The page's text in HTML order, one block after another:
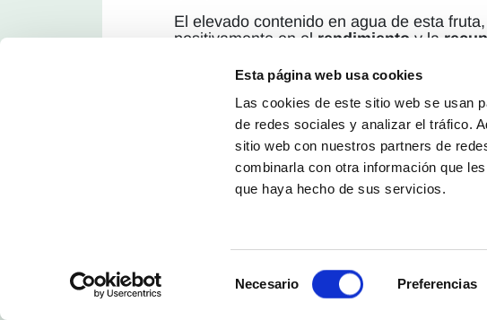
Esta página web usa cookies
Las cookies de este sitio web se usan
de redes sociales y analizar el tráfico.
sitio web con nuestros partners de
combinarla con otra información que
que haya hecho de sus servicios.
Necesario Preferencias
El elevado contenido en agua de esta
positivamente en el rendimiento y la
, un micronutriente que desempeña un
ayudando adisminuir el cansancio y la
cartílagos, dientes y piel, ymejora la
Información nutricional revisada
alimentos. Facultad de Farmacia.